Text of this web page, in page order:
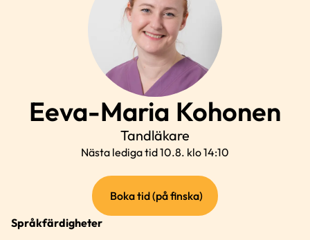
Eeva-Maria Kohonen
Tandläkare
Nästa lediga tid 10.8. klo 14:10
Boka tid (på finska)(extern
länk)
Språkfärdigheter